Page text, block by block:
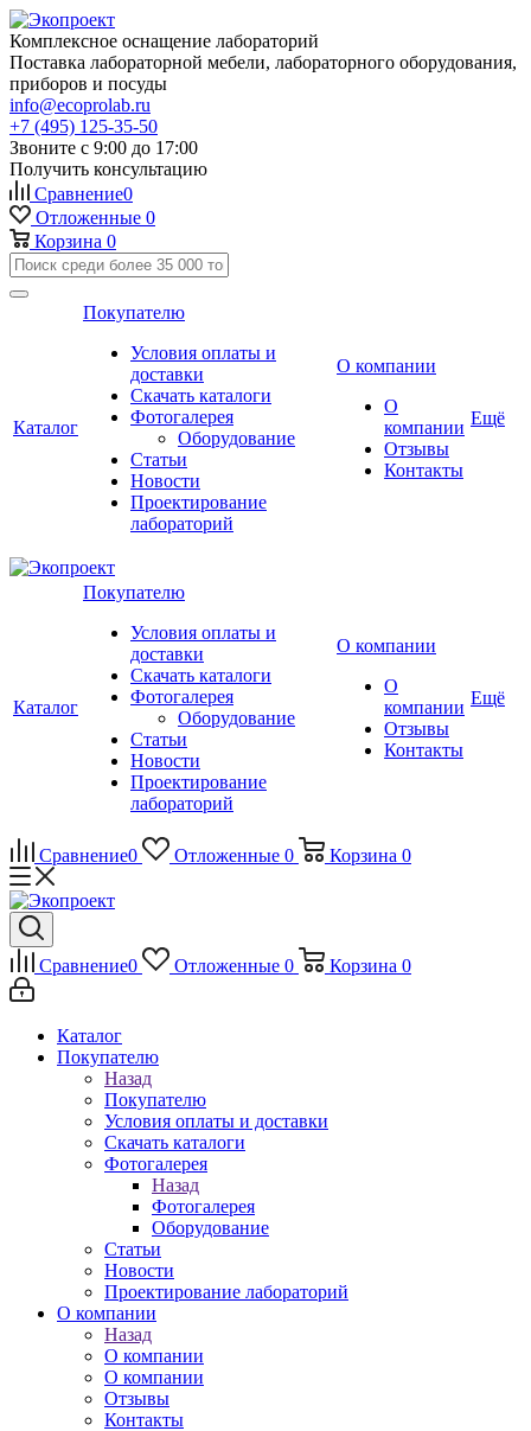
Комплексное оснащение лабораторий
Поставка лабораторной мебели, лабораторного оборудования,
приборов и посуды
info@ecoprolab.ru
+7 (495) 125-35-50
Звоните с 9:00 до 17:00
Получить консультацию
Сравнение0
Отложенные 0
Корзина 0
Каталог
Покупателю
Условия оплаты и
доставки
Скачать каталоги
Фотогалерея
Оборудование
Статьи
Новости
Проектирование
лабораторий
О компании
О
компании
Отзывы
Контакты
Ещё
Каталог
Покупателю
Условия оплаты и
доставки
Скачать каталоги
Фотогалерея
Оборудование
Статьи
Новости
Проектирование
лабораторий
О компании
О
компании
Отзывы
Контакты
Ещё
Сравнение0 Отложенные 0 Корзина 0
Сравнение0 Отложенные 0 Корзина 0
Каталог
Покупателю
Назад
Покупателю
Условия оплаты и доставки
Скачать каталоги
Фотогалерея
Назад
Фотогалерея
Оборудование
Статьи
Новости
Проектирование лабораторий
О компании
Назад
О компании
О компании
Отзывы
Контакты